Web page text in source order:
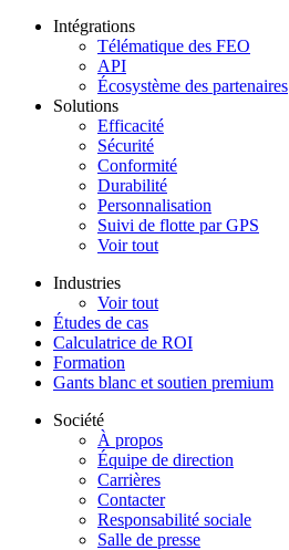
Intégrations
Télématique des FEO
API
Écosystème des partenaires
Solutions
Efficacité
Sécurité
Conformité
Durabilité
Personnalisation
Suivi de flotte par GPS
Voir tout
Industries
Voir tout
Études de cas
Calculatrice de ROI
Formation
Gants blanc et soutien premium
Société
À propos
Équipe de direction
Carrières
Contacter
Responsabilité sociale
Salle de presse